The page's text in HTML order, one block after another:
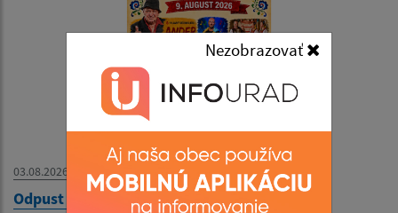
Nezobrazovať
03.08.2026
Odpust v Sedliciach 9.8.2026